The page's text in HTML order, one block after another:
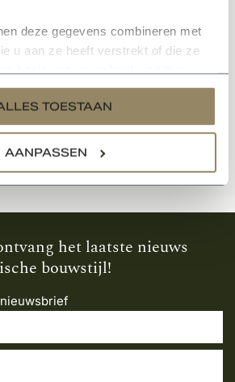
deze gegevens combineren met
u aan ze heeft verstrekt of die ze
TOESTAAN
AANPASSEN
bij normale vervuiling. Dit is
het laatste nieuws
bouwstijl!